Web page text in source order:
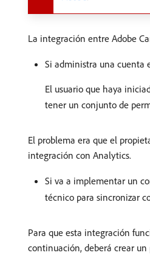
La integración entre Adobe
Si administra una cuenta
El usuario que haya
tener un conjunto de
El problema era que el
integración con Analytics.
Si va a implementar un
técnico para sincronizar
Para que esta integración
continuación, deberá crear un